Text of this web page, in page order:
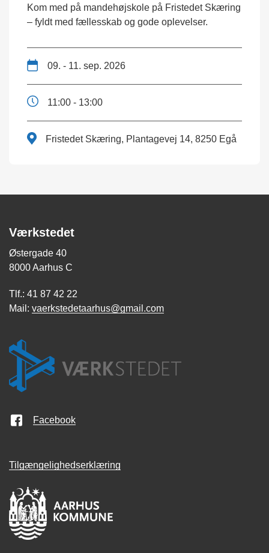
Kom med på mandehøjskole på Fristedet Skæring
– fyldt med fællesskab og gode oplevelser.
09. - 11. sep. 2026
11:00 - 13:00
Fristedet Skæring, Plantagevej 14, 8250 Egå
Værkstedet
Østergade 40
8000 Aarhus C
Tlf.: 41 87 42 22
Mail: vaerkstedetaarhus@gmail.com
Facebook
Tilgængelighedserklæring